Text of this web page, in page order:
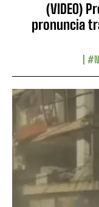
(VIDEO)
pronuncia